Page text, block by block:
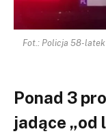
Fot.: Policja 58-latek
Ponad 3
jadące „od